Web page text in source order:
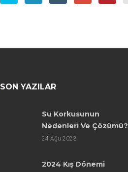
SON YAZILAR
Su Korkusunun
Nedenleri Ve Çözümü?
24 Ağu 2023
2024 Kış Dönemi